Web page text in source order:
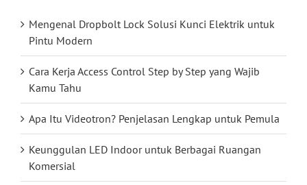
Mengenal Dropbolt Lock Solusi Kunci Elektrik untuk
Pintu Modern
Cara Kerja Access Control Step by Step yang Wajib
Kamu Tahu
Apa Itu Videotron? Penjelasan Lengkap untuk Pemula
Keunggulan LED Indoor untuk Berbagai Ruangan
Komersial